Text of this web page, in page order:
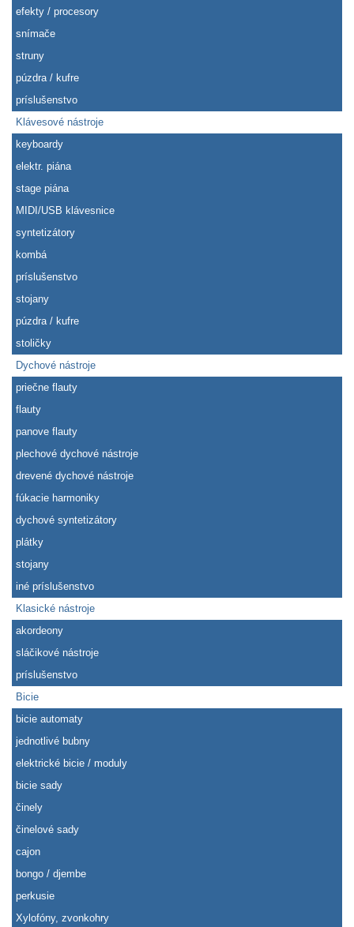
efekty / procesory
snímače
struny
púzdra / kufre
príslušenstvo
Klávesové nástroje
keyboardy
elektr. piána
stage piána
MIDI/USB klávesnice
syntetizátory
kombá
príslušenstvo
stojany
púzdra / kufre
stoličky
Dychové nástroje
priečne flauty
flauty
panove flauty
plechové dychové nástroje
drevené dychové nástroje
fúkacie harmoniky
dychové syntetizátory
plátky
stojany
iné príslušenstvo
Klasické nástroje
akordeony
sláčikové nástroje
príslušenstvo
Bicie
bicie automaty
jednotlivé bubny
elektrické bicie / moduly
bicie sady
činely
činelové sady
cajon
bongo / djembe
perkusie
Xylofóny, zvonkohry